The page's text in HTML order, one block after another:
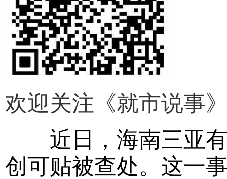
欢迎关注《就市说事
近日，海南三亚有
创可贴被查处。这一